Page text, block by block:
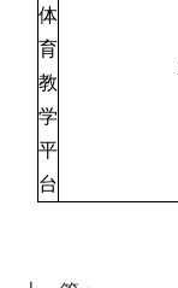
体
育
教
学
平
台